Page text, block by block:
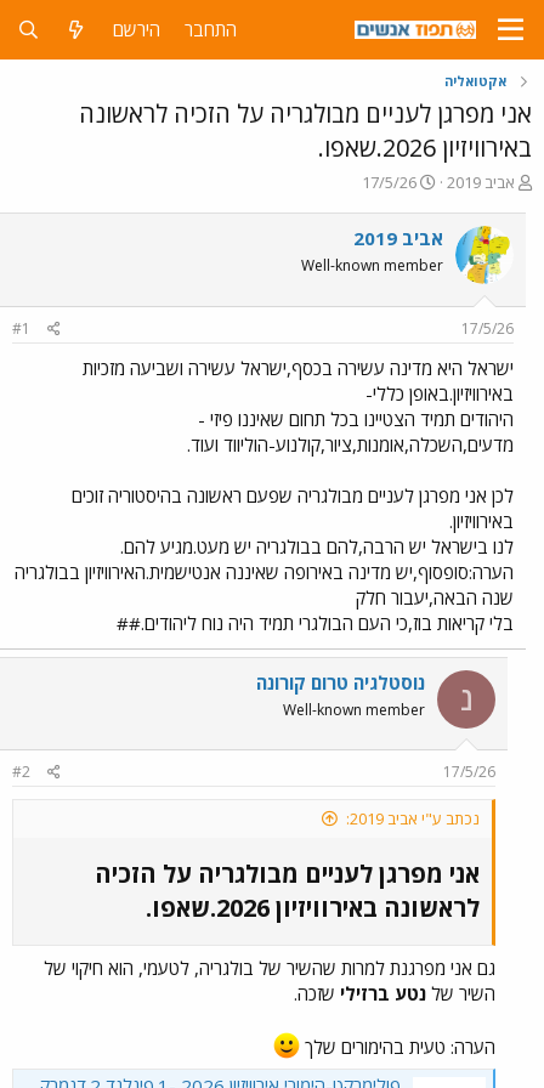
התחבר הירשם
אקטואליה
אני מפרגן לעניים מבולגריה על הזכיה לראשונה
באירוויזיון 2026.שאפו.
פ
ח
ו
ש
אביב 2019
פ
ס
ם
ת
י
ך
17/5/26
אביב 2019
Well-known member
17/5/26
#1
ישראל היא מדינה עשירה בכסף,ישראל עשירה ושביעה מזכיות
באירוויזיון.באופן כללי-
היהודים תמיד הצטיינו בכל תחום שאיננו פיזי -
מדעים,השכלה,אומנות,ציור,קולנוע-הוליווד ועוד.
לכן אני מפרגן לעניים מבולגריה שפעם ראשונה בהיסטוריה זוכים
באירוויזיון.
לנו בישראל יש הרבה,להם בבולגריה יש מעט.מגיע להם.
הערה:סופסוף,יש מדינה באירופה שאיננה אנטישמית.האירוויזיון בבולגריה
שנה הבאה,יעבור חלק
בלי קריאות בוז,כי העם הבולגרי תמיד היה נוח ליהודים.##
נ נוסטלגיה טרום קורונה
Well-known member
17/5/26
#2
נכתב ע"י אביב 2019:
אני מפרגן לעניים מבולגריה על הזכיה
לראשונה באירוויזיון 2026.שאפו.​
גם אני מפרגנת למרות שהשיר של בולגריה, לטעמי, הוא חיקוי של
השיר של נטע ברזילי שזכה.
הערה: טעית בהימורים שלך